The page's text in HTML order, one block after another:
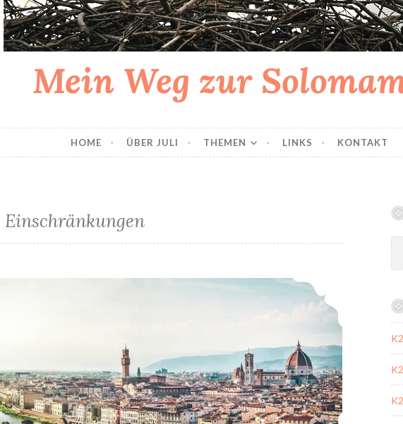
Mein Weg zur
HOME ÜBER JULI THEMEN LINKS KONTAKT
Einschränkungen
Urlaub als Solomutter wird anders